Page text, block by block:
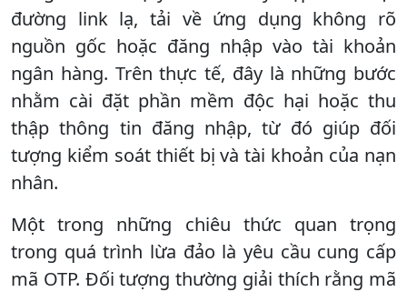
đường link lạ, tải về ứng dụng không rõ
nguồn gốc hoặc đăng nhập vào tài khoản
ngân hàng. Trên thực tế, đây là những bước
nhằm cài đặt phần mềm độc hại hoặc thu
thập thông tin đăng nhập, từ đó giúp đối
tượng kiểm soát thiết bị và tài khoản của nạn
nhân.
Một trong những chiêu thức quan trọng
trong quá trình lừa đảo là yêu cầu cung cấp
mã OTP. Đối tượng thường giải thích rằng mã